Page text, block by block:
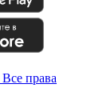
права